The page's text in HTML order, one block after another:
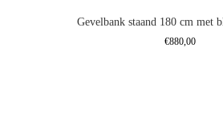
variaties.
Deze
Gevelbank staand 180 cm met
€880,00